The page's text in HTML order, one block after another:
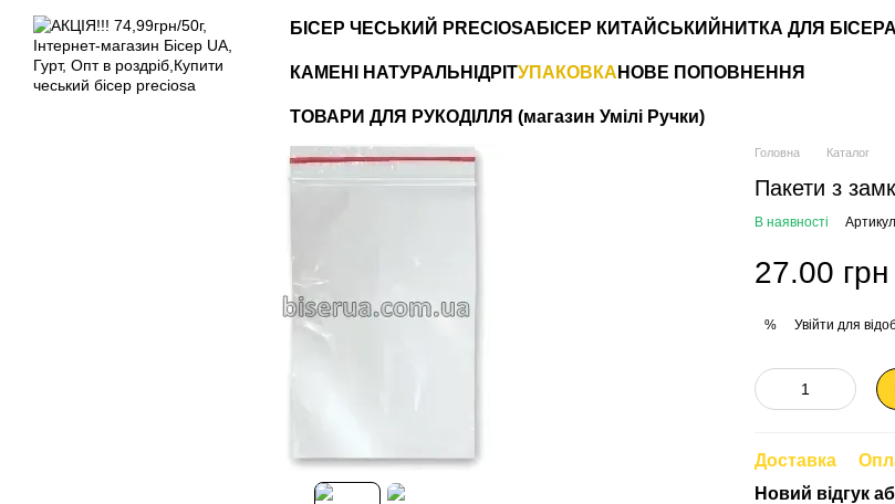
Перейти до основного контенту
БІСЕР ЧЕСЬКИЙ PRECIOSA БІСЕР КИТАЙСЬКИЙ НИТКА ДЛЯ БІСЕРА
КАМЕНІ НАТУРАЛЬНІ ДРІТУПАКОВКА НОВЕ ПОПОВНЕННЯ
ТОВАРИ ДЛЯ РУКОДІЛЛЯ (магазин Умілі Ручки)
Головна Каталог
Пакети з
В наявності
27.00 грн
% Увійти для
Доставка
Новий відгук